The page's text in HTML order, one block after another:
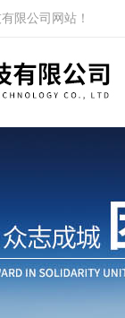
限公司网站！